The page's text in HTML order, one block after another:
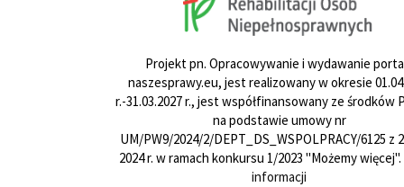
Projekt pn. Opracowywanie i wydawanie
naszesprawy.eu, jest realizowany w okresie
r.-31.03.2027 r., jest współfinansowany ze środków
na podstawie umowy nr
UM/PW9/2024/2/DEPT_DS_WSPOLPRACY/6125 z
2024 r. w ramach konkursu 1/2023 "Możemy więcej".
informacji